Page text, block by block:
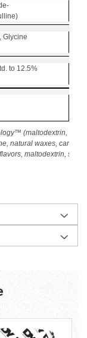
Glycine
to 12.5%
(maltodextrin,
natural waxes,
maltodextrin,